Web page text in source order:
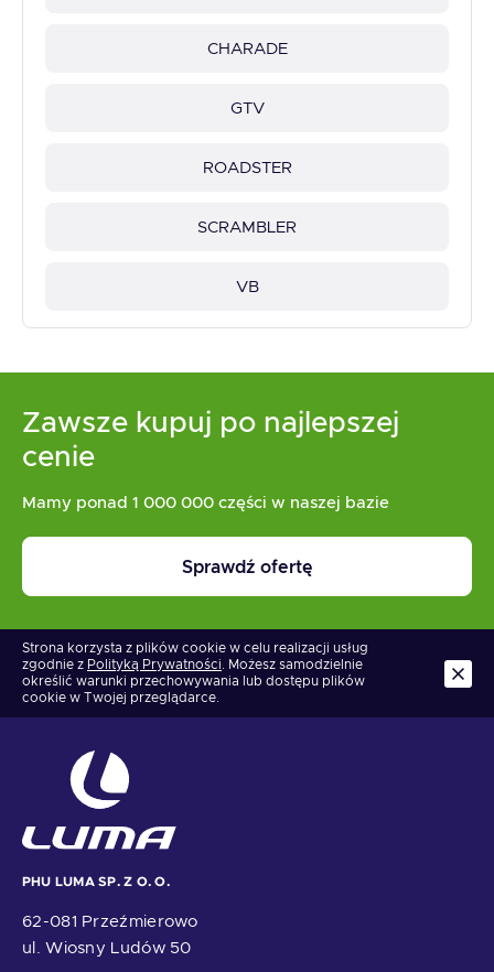
CHARADE
GTV
ROADSTER
SCRAMBLER
VB
Zawsze kupuj po najlepszej
cenie
Mamy ponad 1 000 000 części w naszej bazie
Sprawdź ofertę
Strona korzysta z plików cookie w celu realizacji usług
zgodnie z Polityką Prywatności. Możesz samodzielnie
określić warunki przechowywania lub dostępu plików
cookie w Twojej przeglądarce.
PHU LUMA SP. Z O. O.
62-081 Przeźmierowo
ul. Wiosny Ludów 50